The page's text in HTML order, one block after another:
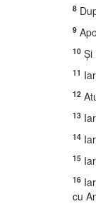
8
9
10 Şi
11
12
13
14
15
16
cu